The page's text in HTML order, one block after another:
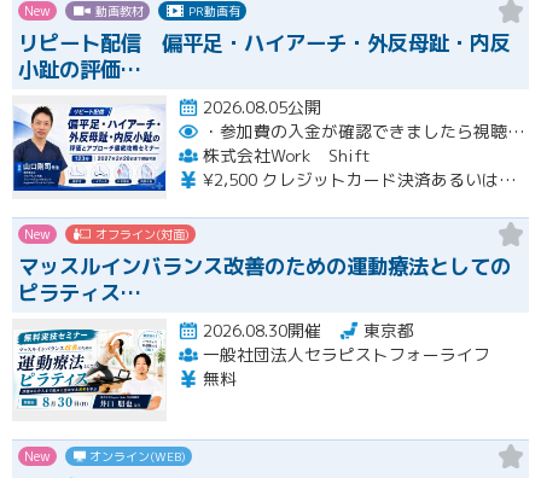
New 動画教材 PR動画有
リピート配信 偏平足・ハイアーチ・外反母趾・内反
小趾の評価…
2026.08.05公開
・参加費の入金が確認できましたら視聴用URLとパスワードおよび資料をお申込みいただきましたメールアドレスに送付します。
株式会社Work Shift
¥2,500 クレジットカード決済あるいは銀行振込となります。
New オフライン(対面)
マッスルインバランス改善のための運動療法としての
ピラティス…
2026.08.30開催
東京都
一般社団法人セラピストフォーライフ
無料
New オンライン(WEB)